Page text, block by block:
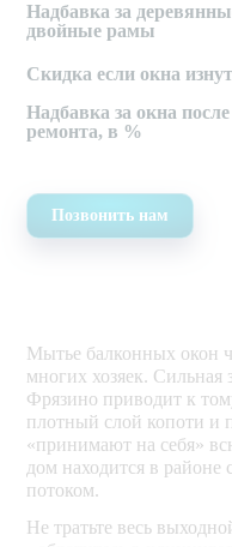
Надбавка за
двойные рамы
Скидка если окна
Надбавка за окна после
ремонта, в %
Позвонить нам
Мытье балконных окон
многих хозяек. Сильная
Фрязино приводит к
плотный слой копоти и
«принимают на себя»
дом находится в
потоком.
Не тратьте весь